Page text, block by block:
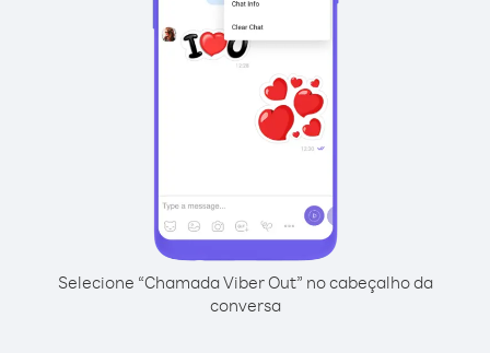
Selecione “Chamada Viber Out” no cabeçalho da
conversa